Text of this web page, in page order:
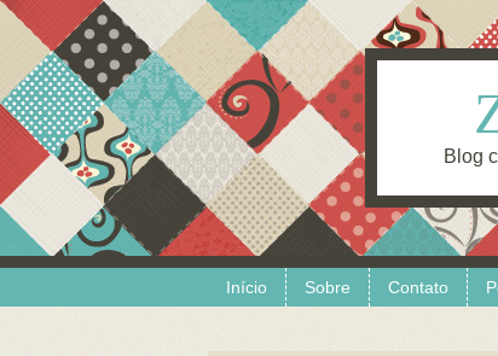
Blog
Menu Início Sobre Contato